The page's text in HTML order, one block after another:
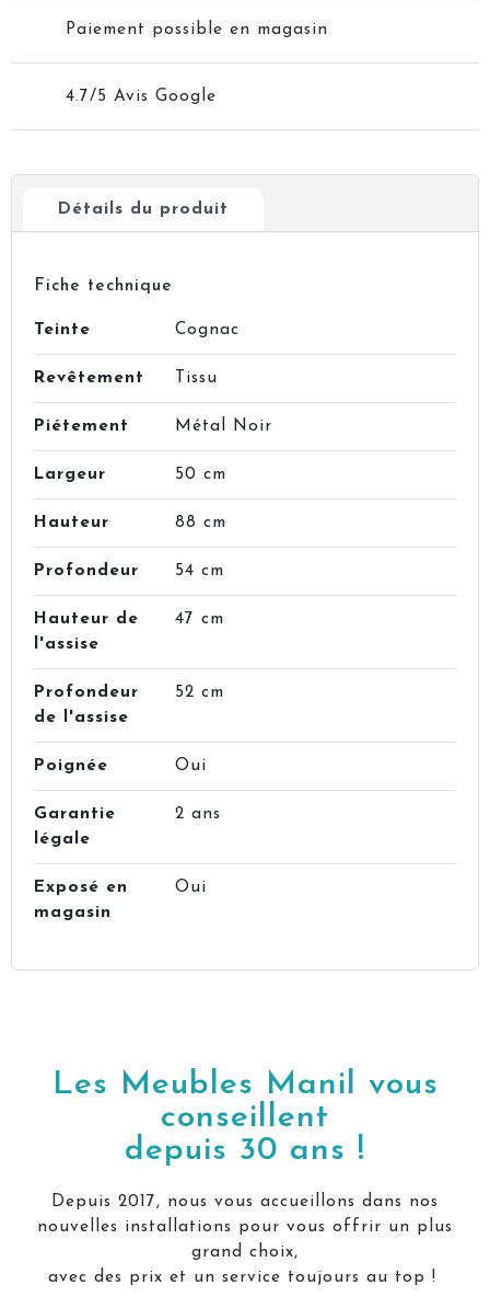
Paiement possible en magasin
4.7/5 Avis Google
Détails du produit
Fiche technique
Teinte Cognac
Revêtement Tissu
Piétement Métal Noir
Largeur 50 cm
Hauteur 88 cm
Profondeur 54 cm
Hauteur de
l'assise
47 cm
Profondeur
de l'assise
52 cm
Poignée Oui
Garantie
légale
2 ans
Exposé en
magasin
Oui
Les Meubles Manil vous
conseillent
depuis 30 ans !
Depuis 2017, nous vous accueillons dans nos
nouvelles installations pour vous offrir un plus
grand choix,
avec des prix et un service toujours au top !